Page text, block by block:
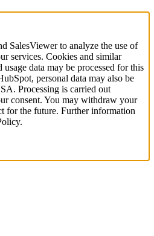
SalesViewer to analyze the use of
services. Cookies and similar
usage data may be processed for this
personal data may also be
Processing is carried out
consent. You may withdraw your
for the future. Further information